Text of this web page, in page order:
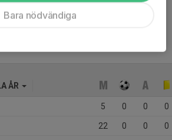
14 år
ÅR
5 0 0 0
22 0 0 0
Bara nödvändiga